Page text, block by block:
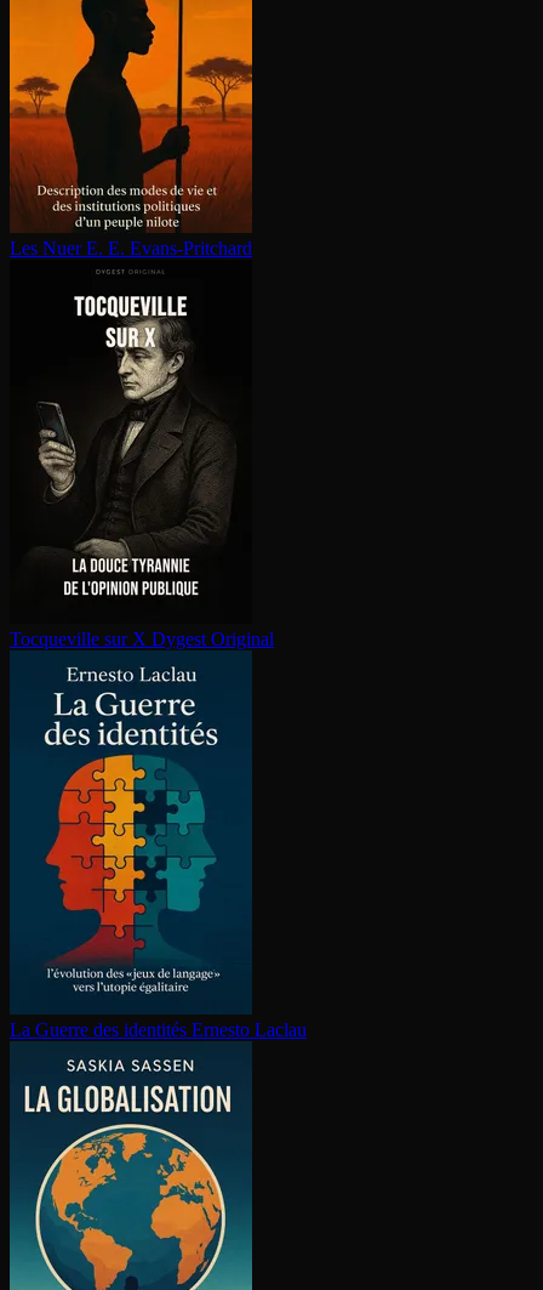
Les Nuer E. E. Evans-Pritchard
Tocqueville sur X Dygest Original
La Guerre des identités Ernesto Laclau